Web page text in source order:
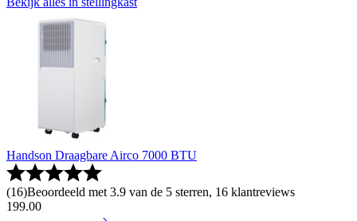
Handson Draagbare Airco 7000 BTU
(16)Beoordeeld met 3.9 van de 5 sterren, 16 klantreviews
199.00